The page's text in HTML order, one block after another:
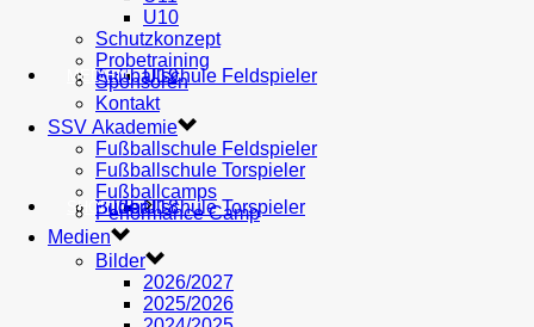
AH U19
U18
Fußballschule Feldspieler
Fußballschule Torspieler
MEDIEN
Bilder
SHOP
U10
Schutzkonzept
Probetraining
Sponsoren
Kontakt
SSV Akademie
Fußballschule Feldspieler
Fußballschule Torspieler
Fußballcamps
Performance Camp
Medien
Bilder
2026/2027
2025/2026